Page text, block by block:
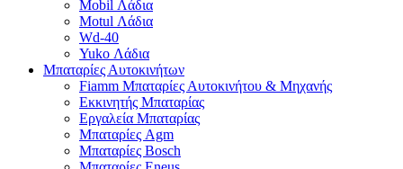
Mobil Λάδια
Motul Λάδια
Wd-40
Yuko Λάδια
Μπαταρίες Αυτοκινήτων
Fiamm Μπαταρίες Αυτοκινήτου & Μηχανής
Εκκινητής Μπαταρίας
Εργαλεία Μπαταρίας
Μπαταρίες Agm
Μπαταρίες Bosch